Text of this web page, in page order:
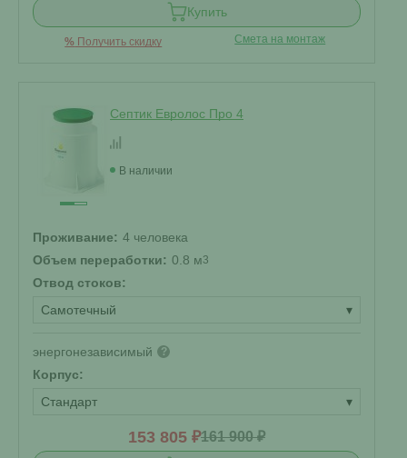
Купить
% Получить скидку Смета на монтаж
Септик Евролос Про 4
В наличии
Проживание: 4 человека
Объем переработки: 0.8 м3
Отвод стоков:
Самотечный
▾
энергонезависимый ?
Корпус:
Стандарт
▾
153 805 ₽161 900 ₽